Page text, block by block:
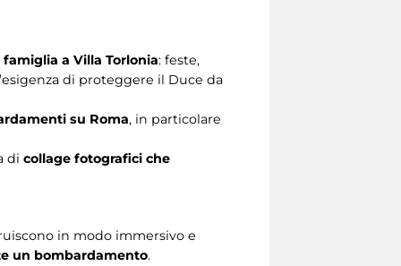
a Villa Torlonia: feste,
di proteggere il Duce da
su Roma, in particolare
di collage fotografici che
in modo immersivo e
un bombardamento.